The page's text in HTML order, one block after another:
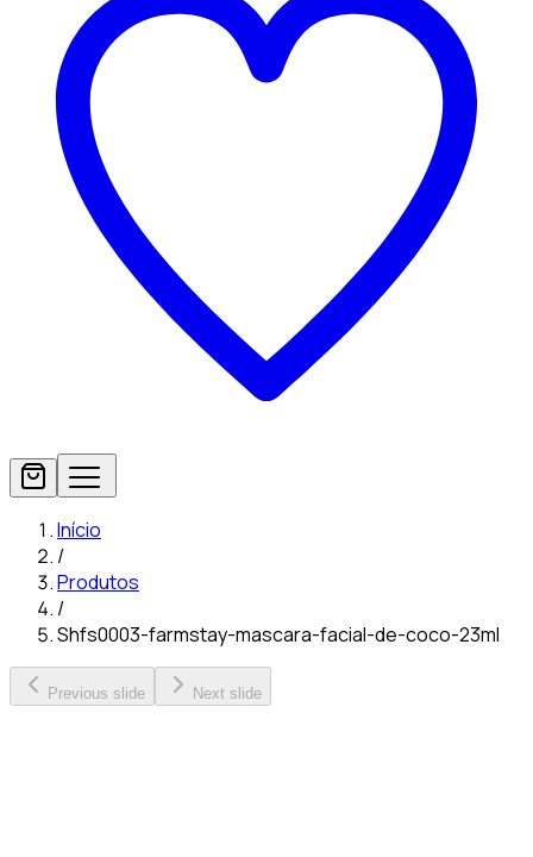
Início
/
Produtos
/
Shfs0003-farmstay-mascara-facial-de-coco-23ml
Previous slide Next slide